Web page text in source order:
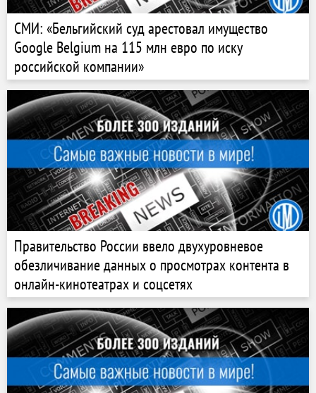
СМИ: «Бельгийский суд арестовал имущество
Google Belgium на 115 млн евро по иску
российской компании»
Правительство России ввело двухуровневое
обезличивание данных о просмотрах контента в
онлайн-кинотеатрах и соцсетях